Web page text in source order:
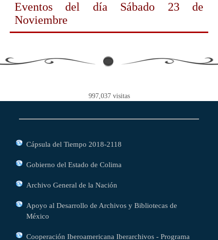
Eventos del día Sábado 23 de
Noviembre
997,037visitas
Cápsula del Tiempo 2018-2118
Gobierno del Estado de Colima
Archivo General de la Nación
Apoyo al Desarrollo de Archivos y Bibliotecas de
México
Cooperación Iberoamericana Iberarchivos - Programa